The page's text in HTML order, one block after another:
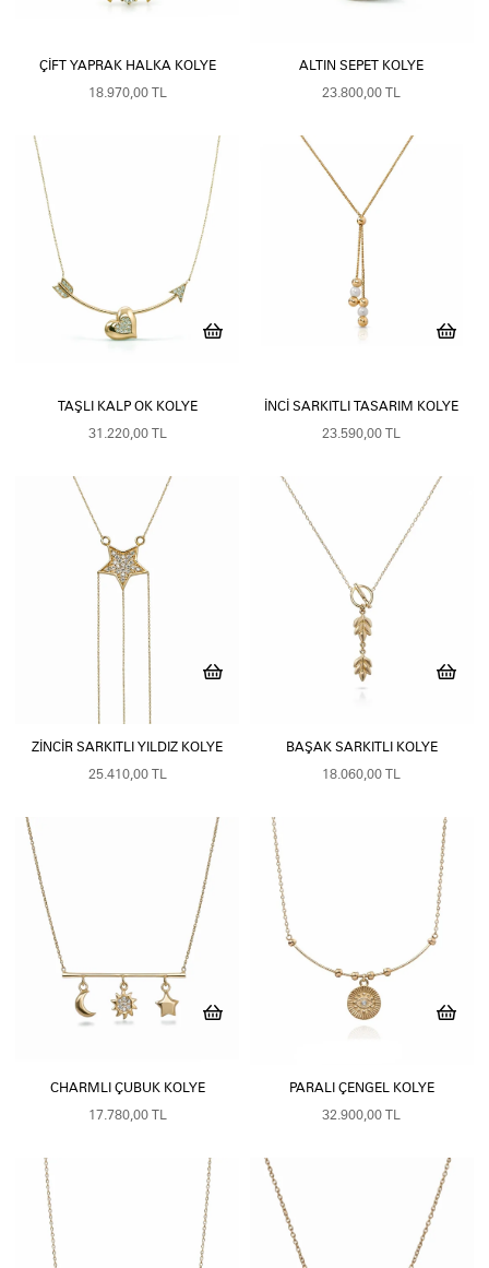
ÇIFT YAPRAK HALKA KOLYE
18.970,00 TL
ALTIN SEPET KOLYE
23.800,00 TL
TAŞLI KALP OK KOLYE
31.220,00 TL
İNCI SARKITLI TASARIM KOLYE
23.590,00 TL
ZINCIR SARKITLI YILDIZ KOLYE
25.410,00 TL
BAŞAK SARKITLI KOLYE
18.060,00 TL
CHARMLI ÇUBUK KOLYE
17.780,00 TL
PARALI ÇENGEL KOLYE
32.900,00 TL